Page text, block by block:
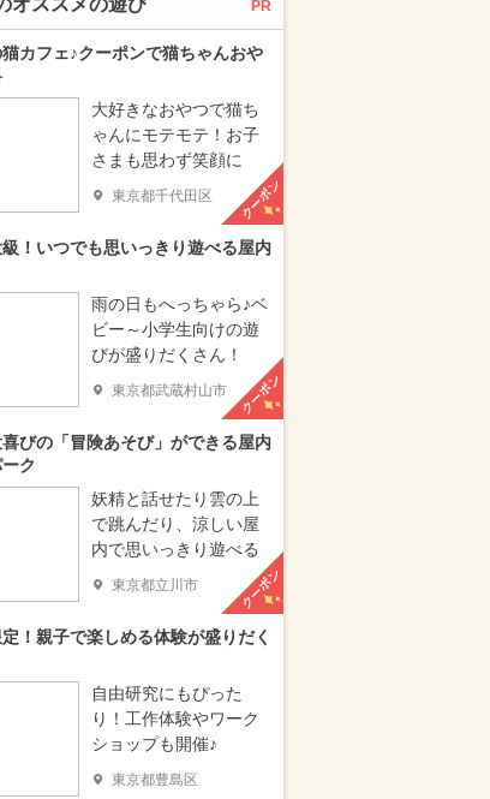
オススメの遊び PR
カフェ♪クーポンで猫ちゃんおや
大好きなおやつで猫ち
ゃんにモテモテ！お子
さまも思わず笑顔に
東京都千代田区 クーポン
級！いつでも思いっきり遊べる屋内
雨の日もへっちゃら♪ベ
ビー～小学生向けの遊
びが盛りだくさん！
東京都武蔵村山市 クーポン
びの「冒険あそび」ができる屋内
ク
妖精と話せたり雲の上
で跳んだり、涼しい屋
内で思いっきり遊べる
東京都立川市 クーポン
！親子で楽しめる体験が盛りだく
自由研究にもぴった
り！工作体験やワーク
ショップも開催♪
東京都豊島区